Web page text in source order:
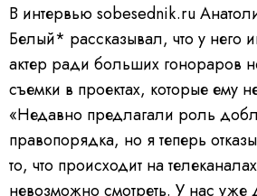
В интервью sobesednik.ru
Белый* рассказывал, что у него
актер ради больших гонораров
съемки в проектах, которые ему
«Недавно предлагали роль
правопорядка, но я теперь
то, что происходит на
невозможно смотреть. У нас уже